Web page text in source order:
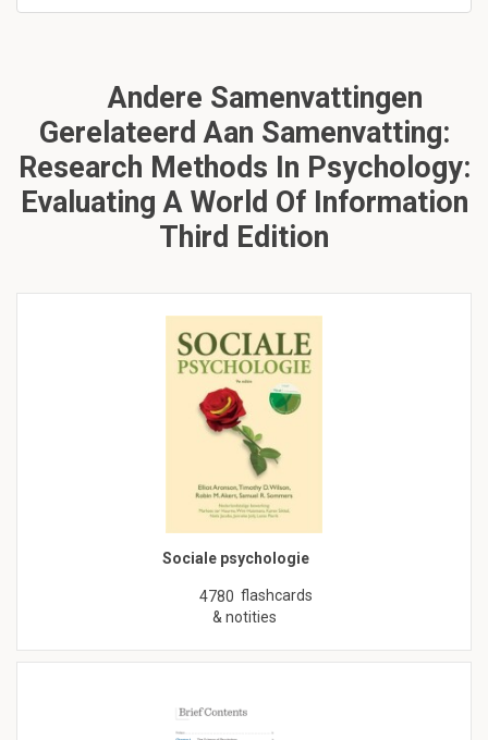
Andere Samenvattingen
Gerelateerd Aan Samenvatting:
Research Methods In Psychology:
Evaluating A World Of Information
Third Edition
Sociale psychologie
4780 flashcards
& notities